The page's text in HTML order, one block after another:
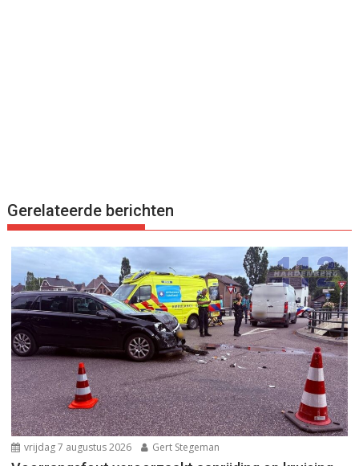
Gerelateerde berichten
vrijdag 7 augustus 2026 Gert Stegeman